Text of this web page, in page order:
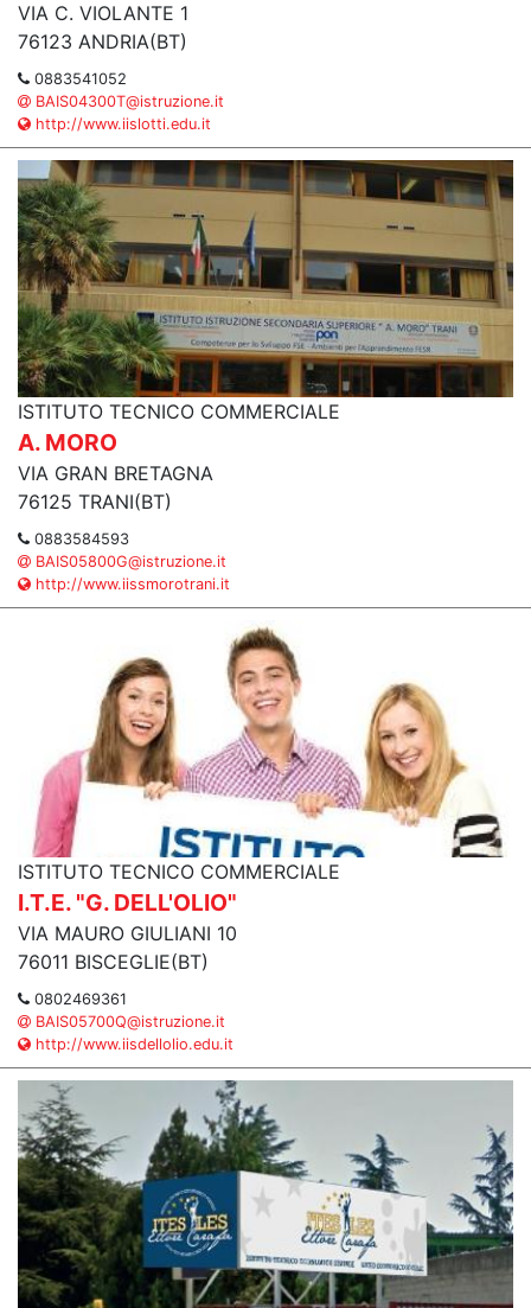
VIA C. VIOLANTE 1
76123 ANDRIA(BT)
0883541052
BAIS04300T@istruzione.it
http://www.iislotti.edu.it
ISTITUTO TECNICO COMMERCIALE
A. MORO
VIA GRAN BRETAGNA
76125 TRANI(BT)
0883584593
BAIS05800G@istruzione.it
http://www.iissmorotrani.it
ISTITUTO TECNICO COMMERCIALE
I.T.E. "G. DELL'OLIO"
VIA MAURO GIULIANI 10
76011 BISCEGLIE(BT)
0802469361
BAIS05700Q@istruzione.it
http://www.iisdellolio.edu.it